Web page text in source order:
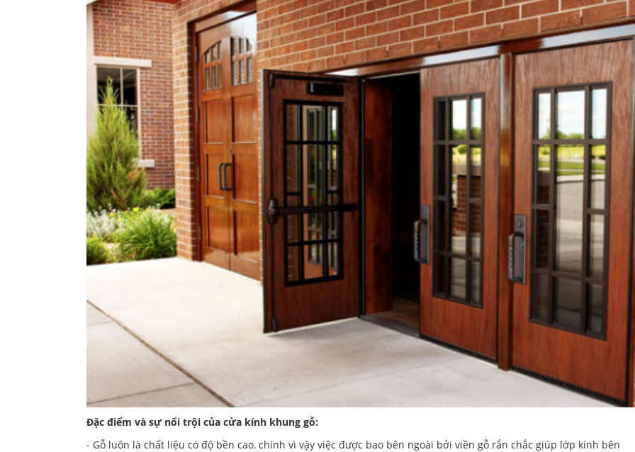
Đặc điểm và sự nổi trội của cửa kính khung gỗ:
- Gỗ luôn là chất liệu có độ bền cao, chính vì vậy việc được bao bên ngoài bởi viền gỗ rắn chắc giúp lớp kính bên